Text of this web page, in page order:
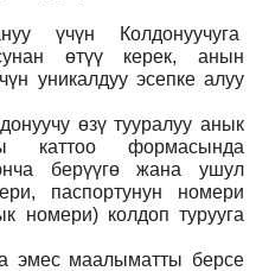
үчүн Колдонуучуга
өтүү керек, анын
уникалдуу эсепке алуу
өзү тууралуу анык
каттоо формасында
берүүгө жана ушул
паспортунун номери
номери) колдоп турууга
эмес маалыматты берсе